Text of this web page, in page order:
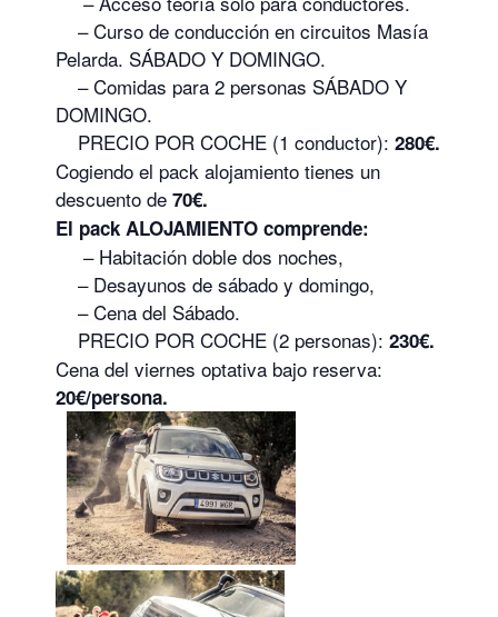
– Curso de conducción en circuitos Masía
Pelarda. SÁBADO Y DOMINGO.
– Comidas para 2 personas SÁBADO Y
DOMINGO.
PRECIO POR COCHE (1 conductor): 280€.
Cogiendo el pack alojamiento tienes un
descuento de 70€.
El pack ALOJAMIENTO comprende:
– Habitación doble dos noches,
– Desayunos de sábado y domingo,
– Cena del Sábado.
PRECIO POR COCHE (2 personas): 230€.
Cena del viernes optativa bajo reserva:
20€/persona.